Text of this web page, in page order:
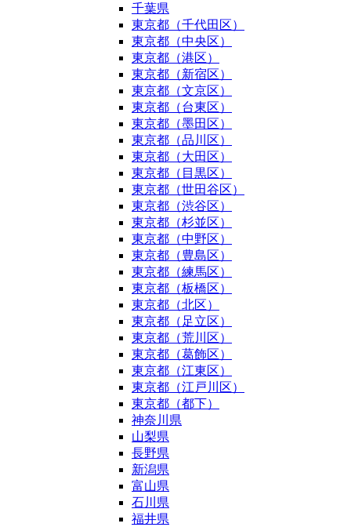
千葉県
東京都（千代田区）
東京都（中央区）
東京都（港区）
東京都（新宿区）
東京都（文京区）
東京都（台東区）
東京都（墨田区）
東京都（品川区）
東京都（大田区）
東京都（目黒区）
東京都（世田谷区）
東京都（渋谷区）
東京都（杉並区）
東京都（中野区）
東京都（豊島区）
東京都（練馬区）
東京都（板橋区）
東京都（北区）
東京都（足立区）
東京都（荒川区）
東京都（葛飾区）
東京都（江東区）
東京都（江戸川区）
東京都（都下）
神奈川県
山梨県
長野県
新潟県
富山県
石川県
福井県